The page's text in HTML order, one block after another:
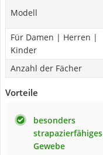
Modell
Für Damen | Herren |
Kinder
Anzahl der Fächer
Vorteile
besonders
strapazierfähiges
Gewebe